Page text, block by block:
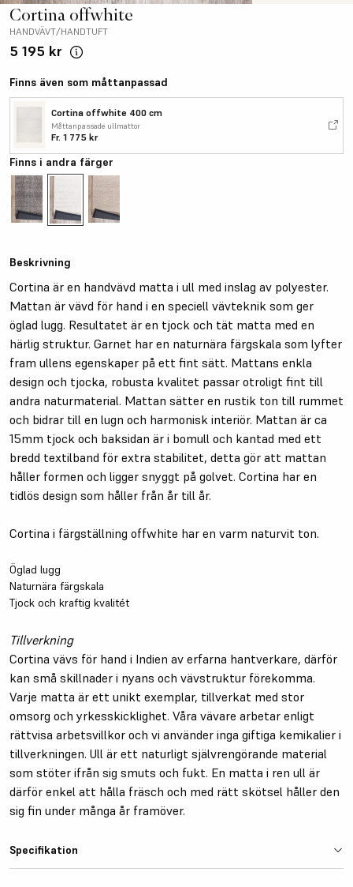
Cortina offwhite
HANDVÄVT/HANDTUFT
5 195 kr
Finns även som måttanpassad
Cortina offwhite 400 cm
Måttanpassade ullmattor
Fr. 1 775 kr
Finns i andra färger
Beskrivning
Cortina är en handvävd matta i ull med inslag av polyester.
Mattan är vävd för hand i en speciell vävteknik som ger
öglad lugg. Resultatet är en tjock och tät matta med en
härlig struktur. Garnet har en naturnära färgskala som lyfter
fram ullens egenskaper på ett fint sätt. Mattans enkla
design och tjocka, robusta kvalitet passar otroligt fint till
andra naturmaterial. Mattan sätter en rustik ton till rummet
och bidrar till en lugn och harmonisk interiör. Mattan är ca
15mm tjock och baksidan är i bomull och kantad med ett
bredd textilband för extra stabilitet, detta gör att mattan
håller formen och ligger snyggt på golvet. Cortina har en
tidlös design som håller från år till år.
Cortina i färgställning offwhite har en varm naturvit ton.
Öglad lugg
Naturnära färgskala
Tjock och kraftig kvalitét
Tillverkning
Cortina vävs för hand i Indien av erfarna hantverkare, därför
kan små skillnader i nyans och vävstruktur förekomma.
Varje matta är ett unikt exemplar, tillverkat med stor
omsorg och yrkesskicklighet. Våra vävare arbetar enligt
rättvisa arbetsvillkor och vi använder inga giftiga kemikalier i
tillverkningen. Ull är ett naturligt självrengörande material
som stöter ifrån sig smuts och fukt. En matta i ren ull är
därför enkel att hålla fräsch och med rätt skötsel håller den
sig fin under många år framöver.
Specifikation